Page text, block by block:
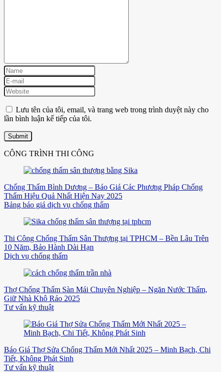
Lưu tên của tôi, email, và trang web trong trình duyệt này cho
lần bình luận kế tiếp của tôi.
CÔNG TRÌNH THI CÔNG
Chống Thấm Bình Dương – Báo Giá Các Phương Pháp Chống
Thấm Hiệu Quả Nhất Hiện Nay 2025
Bảng báo giá dịch vụ chống thấm
Thi Công Chống Thấm Sân Thượng tại TPHCM – Bền Lâu Trên
10 Năm, Bảo Hành Dài Hạn
Dịch vụ chống thấm
Thợ Chống Thấm Sàn Mái Chuyên Nghiệp – Ngăn Nước Thấm,
Giữ Nhà Khô Ráo 2025
Tư vấn kỹ thuật
Báo Giá Thợ Sửa Chống Thấm Mới Nhất 2025 – Minh Bạch, Chi
Tiết, Không Phát Sinh
Tư vấn kỹ thuật